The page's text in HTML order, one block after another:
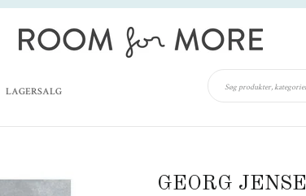
LAGERSALG
GEORG